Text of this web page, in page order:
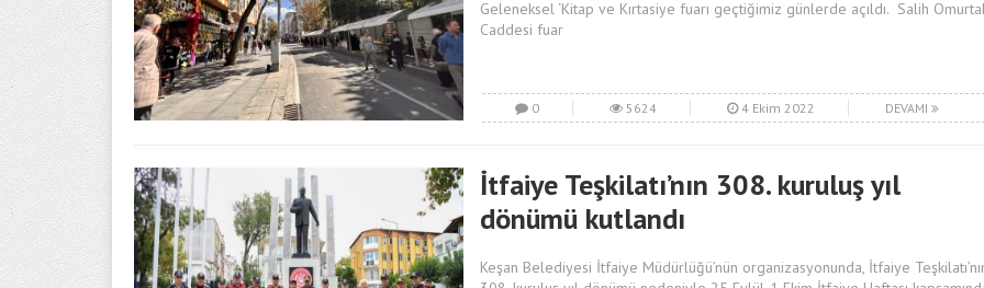
Geleneksel ‘Kitap ve Kırtasiye fuarı geçtiğimiz günlerde açıldı. Salih
Caddesi fuar
0 5624 4 Ekim 2022 DEVAMI
İtfaiye Teşkilatı’nın 308. kuruluş yıl
dönümü kutlandı
Keşan Belediyesi İtfaiye Müdürlüğü’nün organizasyonunda, İtfaiye